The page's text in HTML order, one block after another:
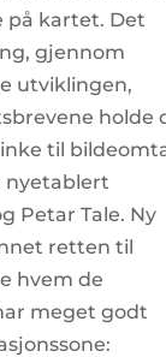
på kartet. Det
gjennom
utviklingen,
holde
til
nyetablert
Petar Tale. Ny
retten til
hvem de
meget godt